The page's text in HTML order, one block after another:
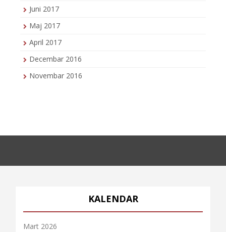
Juni 2017
Maj 2017
April 2017
Decembar 2016
Novembar 2016
KALENDAR
Mart 2026